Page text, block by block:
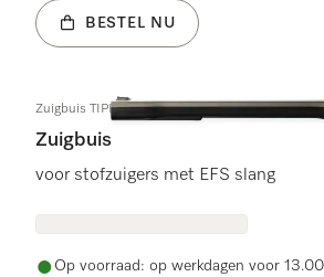
BESTEL NU
Zuigbuis TIPF assy
Zuigbuis
voor stofzuigers met EFS slang
Op voorraad: op werkdagen voor